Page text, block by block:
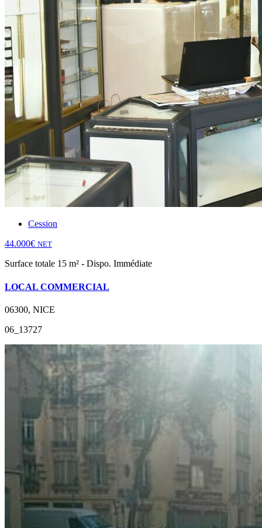
Cession
44.000€ NET
Surface totale 15 m² - Dispo. Immédiate
LOCAL COMMERCIAL
06300, NICE
06_13727